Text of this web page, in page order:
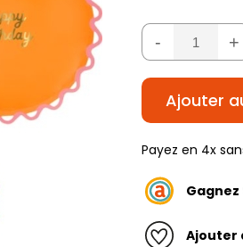
- +
Ajouter
Payez en 4x
Gagnez
Ajouter